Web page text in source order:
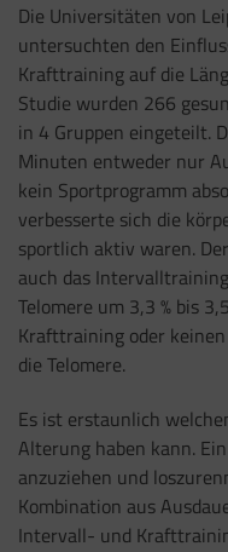
Die Universitäten von
untersuchten den
Krafttraining auf die
Studie wurden 266
in 4 Gruppen eingeteilt.
Minuten entweder nur
kein Sportprogramm
verbesserte sich die
sportlich aktiv waren.
auch das
Telomere um 3,3 % bis
Krafttraining oder
die Telomere.
Es ist erstaunlich
Alterung haben kann.
anzuziehen und
Kombination aus
Intervall- und